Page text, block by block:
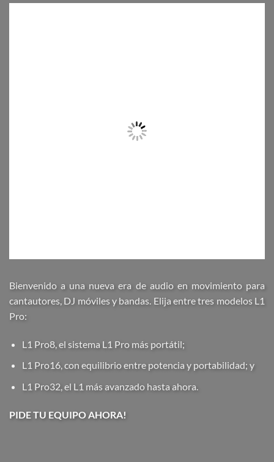
Bienvenido a una nueva era de audio en movimiento para
cantautores, DJ móviles y bandas. Elija entre tres modelos L1
Pro:
L1 Pro8, el sistema L1 Pro más portátil;
L1 Pro16, con equilibrio entre potencia y portabilidad; y
L1 Pro32, el L1 más avanzado hasta ahora.
PIDE TU EQUIPO AHORA!